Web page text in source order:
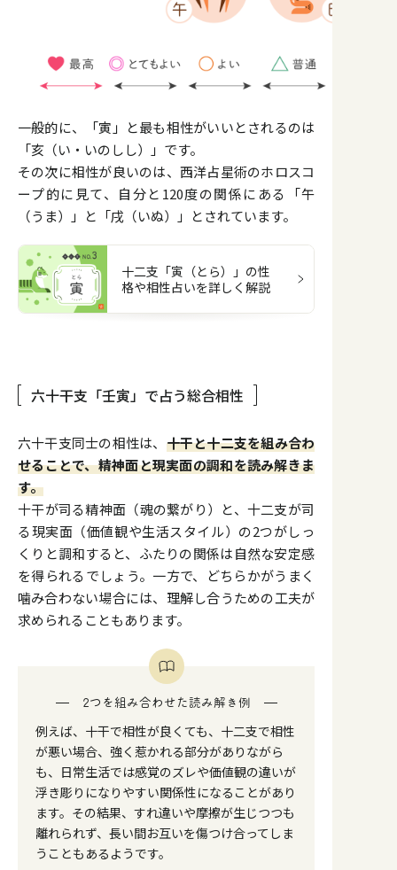
一般的に、「寅」と最も相性がいいとされるのは
「亥（い・いのしし）」です。
その次に相性が良いのは、西洋占星術のホロスコ
ープ的に見て、自分と120度の関係にある「午
（うま）」と「戌（いぬ）」とされています。
十二支「寅（とら）」の性
格や相性占いを詳しく解説
六十干支「壬寅」で占う総合相性
六十干支同士の相性は、 十干と十二支を組み合わ
せることで、精神面と現実面の調和を読み解きま
す。
十干が司る精神面（魂の繋がり）と、十二支が司
る現実面（価値観や生活スタイル）の2つがしっ
くりと調和すると、ふたりの関係は自然な安定感
を得られるでしょう。一方で、どちらかがうまく
噛み合わない場合には、理解し合うための工夫が
求められることもあります。
2つを組み合わせた読み解き例
例えば、十干で相性が良くても、十二支で相性
が悪い場合、強く惹かれる部分がありながら
も、日常生活では感覚のズレや価値観の違いが
浮き彫りになりやすい関係性になることがあり
ます。その結果、すれ違いや摩擦が生じつつも
離れられず、長い間お互いを傷つけ合ってしま
うこともあるようです。